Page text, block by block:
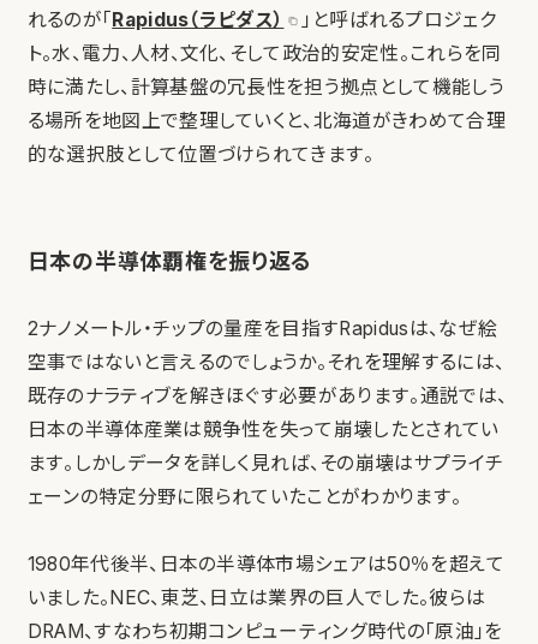
れるのが「 Rapidus（ラピダス）
」と呼ばれるプロジェク
ト。水、電力、人材、文化、そして政治的安定性。これらを同
時に満たし、計算基盤の冗長性を担う拠点として機能しう
る場所を地図上で整理していくと、北海道がきわめて合理
的な選択肢として位置づけられてきます。
日本の半導体覇権を振り返る
2ナノメートル・チップの量産を目指すRapidusは、なぜ絵
空事ではないと言えるのでしょうか。それを理解するには、
既存のナラティブを解きほぐす必要があります。通説では、
日本の半導体産業は競争性を失って崩壊したとされてい
ます。しかしデータを詳しく見れば、その崩壊はサプライチ
ェーンの特定分野に限られていたことがわかります。
1980年代後半、日本の半導体市場シェアは50％を超えて
いました。NEC、東芝、日立は業界の巨人でした。彼らは
DRAM、すなわち初期コンピューティング時代の「原油」を